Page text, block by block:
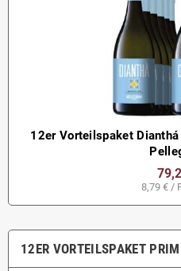
12er Vorteilspaket
8,79 € /
12ER VORTEILSPAKET